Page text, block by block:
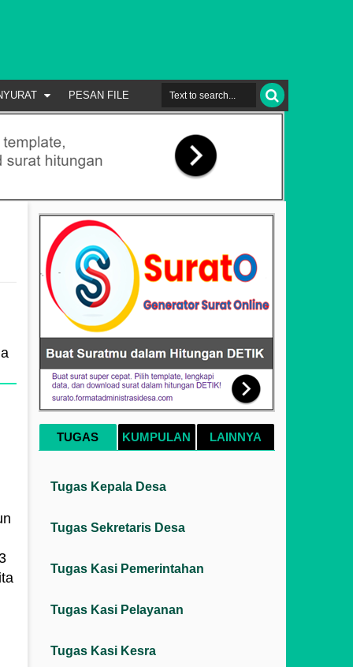
PESAN FILE
TUGAS KUMPULAN LAINNYA
Tugas Kepala Desa
Tugas Sekretaris Desa
Tugas Kasi Pemerintahan
Tugas Kasi Pelayanan
Tugas Kasi Kesra